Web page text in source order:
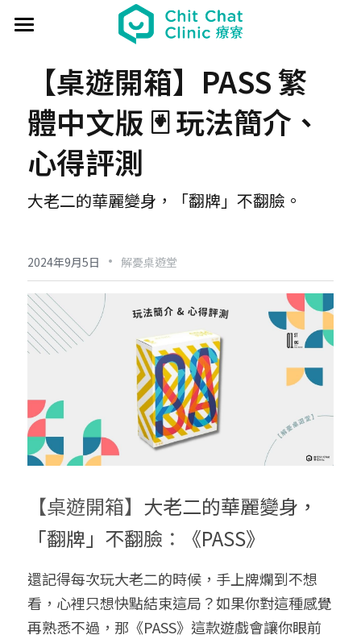
關於療寮 About
最新動態 Event
日本香遊 - 香道體驗
解憂桌遊堂
過往活動 Past
藝文風尚 Art & Lifestyle
日本香の占卜🎐
文化美食夜
療寮看電影
給大人的電影社
手作．時光
台港文化傾偈會
《我在露台煎西多士》場刊
《島工》職業醫學社區展
《邊界》概念藝術展
《休日》創作聯展
療癒 & 心靈 Wellness
板橋輕運動
實青小學堂+
特別企劃 - 眠八月
實體課程 Course
板橋運動教室
Yoga 瑜珈
Boxing 拳擊
運動課花絮
廣東話基礎班
社區營造 Place making
給香港人的國語課
西多士 粵語劇場
守護華江人工濕地
療寮．工作室開放日
《神隱》實境遊戲
遊戲主頁
調香師
馴獸師
場地租借
共享空間
現場環境
平日最新優惠
部落格 Blog
聯絡我們 Contact us
登錄
搜索
02 7755 7668
chitchatclinic@gmail.com
預約
【桌遊開箱】PASS 繁
體中文版 🃏 玩法簡介、
心得評測
大老二的華麗變身，「翻牌」不翻臉。
2024年9月5日 · 解憂桌遊堂
【桌遊開箱】 大老二的華麗變身，
「翻牌」不翻臉 ： 《PASS》
還記得每次玩大老二的時候，手上牌爛到不想
看，心裡只想快點結束這局？如果你對這種感覺
再熟悉不過，那《PASS》這款遊戲會讓你眼前